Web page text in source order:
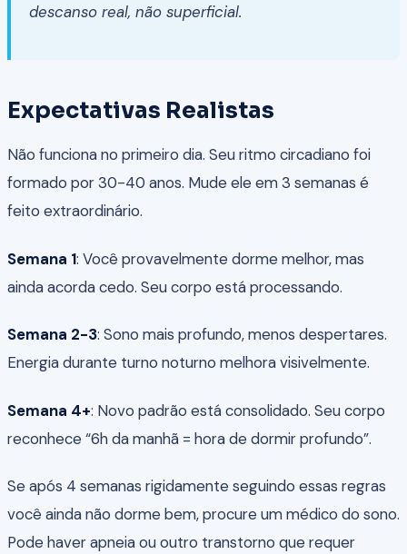
descanso real, não superficial.
Expectativas Realistas
Não funciona no primeiro dia. Seu ritmo circadiano foi
formado por 30-40 anos. Mude ele em 3 semanas é
feito extraordinário.
Semana 1: Você provavelmente dorme melhor, mas
ainda acorda cedo. Seu corpo está processando.
Semana 2-3: Sono mais profundo, menos despertares.
Energia durante turno noturno melhora visivelmente.
Semana 4+: Novo padrão está consolidado. Seu corpo
reconhece “6h da manhã = hora de dormir profundo”.
Se após 4 semanas rigidamente seguindo essas regras
você ainda não dorme bem, procure um médico do sono.
Pode haver apneia ou outro transtorno que requer